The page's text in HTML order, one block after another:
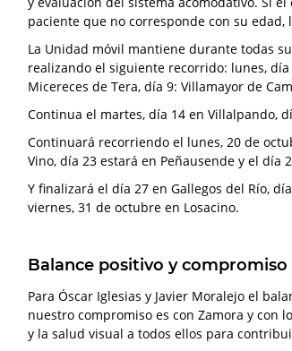
paciente que no corresponde con su
La Unidad móvil mantiene durante todas
realizando el siguiente recorrido: lunes,
Micereces de Tera, día 9: Villamayor de
Continua el martes, día 14 en Villalpando,
Continuará recorriendo el lunes, 20 de
Vino, día 23 estará en Peñausende y el día
Y finalizará el día 27 en Gallegos del Río,
viernes, 31 de octubre en Losacino.
Balance positivo y
Para Óscar Iglesias y Javier Moralejo el
nuestro compromiso es con Zamora y con
y la salud visual a todos ellos para